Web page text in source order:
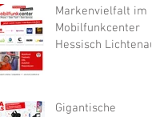
Markenvielfalt im
Mobilfunkcenter
Hessisch Lichtenau
Gigantische